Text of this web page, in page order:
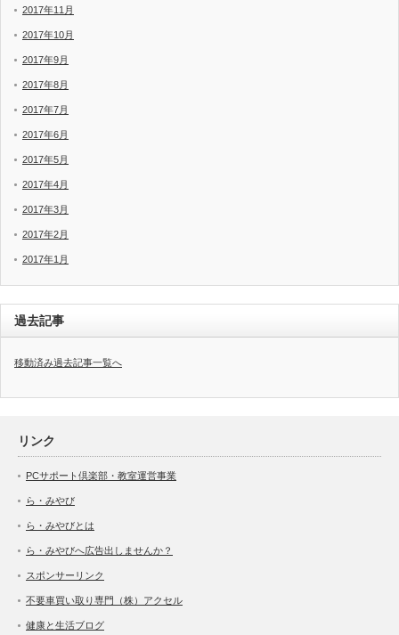
2017年11月
2017年10月
2017年9月
2017年8月
2017年7月
2017年6月
2017年5月
2017年4月
2017年3月
2017年2月
2017年1月
過去記事
移動済み過去記事一覧へ
リンク
PCサポート倶楽部・教室運営事業
ら・みやび
ら・みやびとは
ら・みやびへ広告出しませんか？
スポンサーリンク
不要車買い取り専門（株）アクセル
健康と生活ブログ